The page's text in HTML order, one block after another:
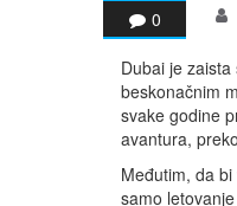
0
Dubai je
beskonačnim
svake godine
avantura,
Međutim, da
samo